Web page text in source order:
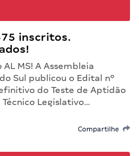
inscritos.
MS! A Assembleia
Sul publicou o Edital nº
do Teste de Aptidão
Técnico Legislativo…
Compartilhe